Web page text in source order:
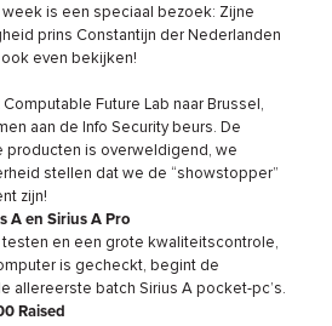
is een speciaal bezoek: Zijne
prins Constantijn der Nederlanden
even bekijken!
Future Lab naar Brussel,
aan de Info Security beurs. De
producten is overweldigend, we
stellen dat we de “showstopper”
zijn!
A en Sirius A Pro
testen en een grote kwaliteitscontrole,
is gecheckt, begint de
allereerste batch Sirius A pocket-pc’s.
Raised